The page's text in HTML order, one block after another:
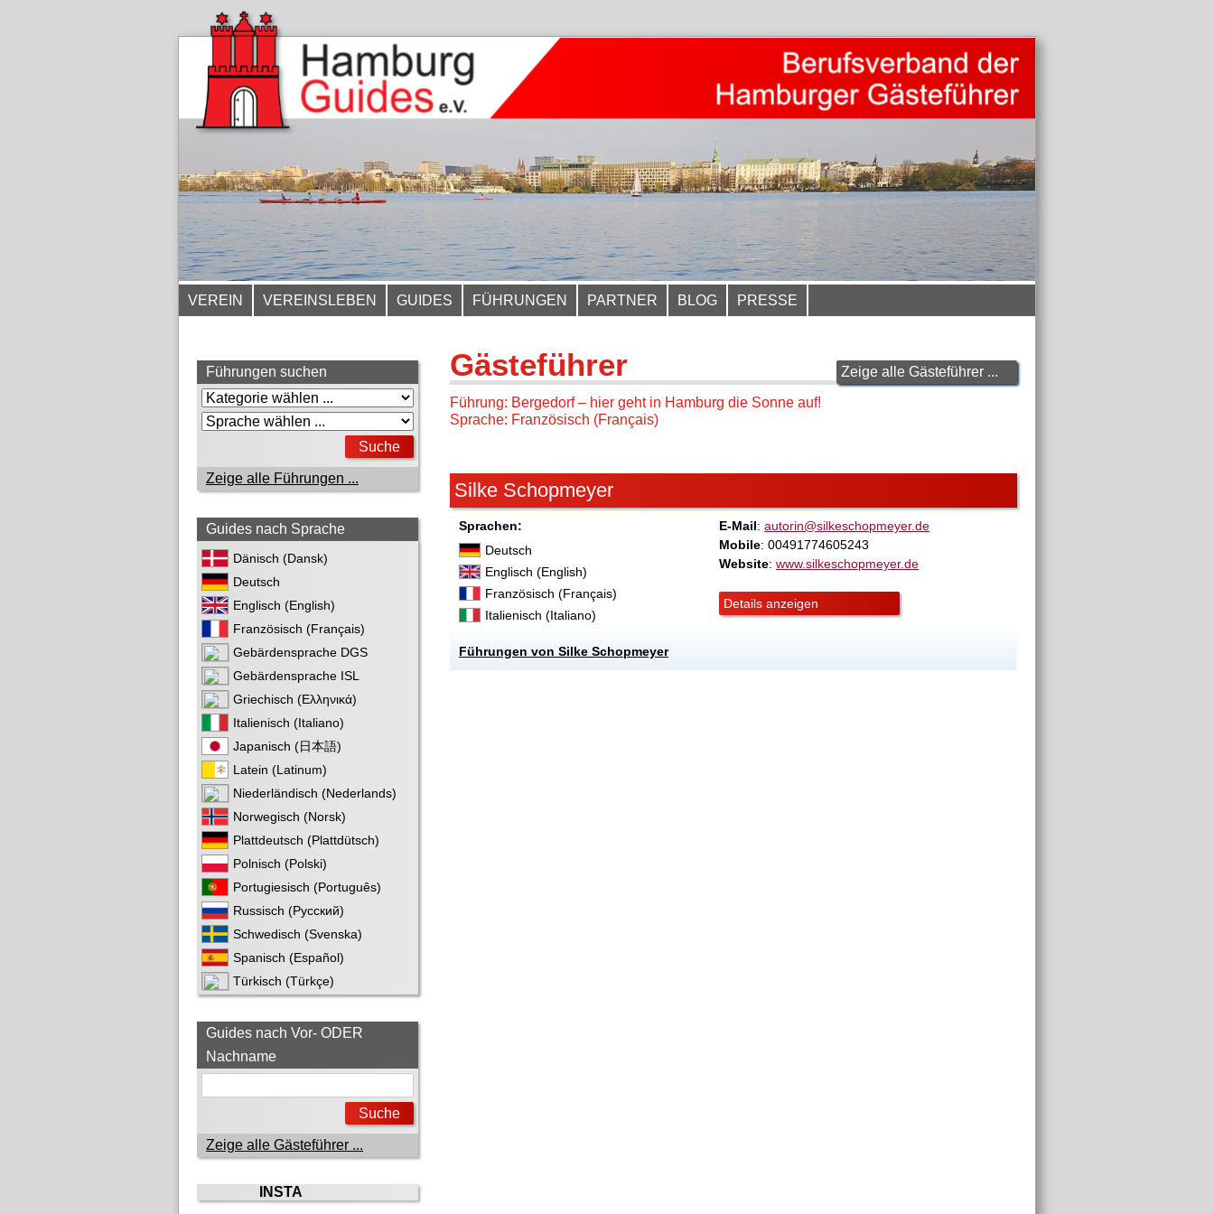
VEREIN VEREINSLEBEN GUIDES FÜHRUNGEN PARTNER BLOG PRESSE
Gästeführer
Führung: Bergedorf – hier geht in Hamburg die Sonne auf!
Sprache: Französisch (Français)
Zeige alle Gästeführer ...
Silke Schopmeyer
Sprachen:
Deutsch
Englisch (English)
Französisch (Français)
Italienisch (Italiano)
E-Mail: autorin@silkeschopmeyer.de
Mobile: 00491774605243
Website: www.silkeschopmeyer.de
Details anzeigen
Führungen von Silke Schopmeyer
Führungen suchen
Zeige alle Führungen ...
Guides nach Sprache
Dänisch (Dansk)
Deutsch
Englisch (English)
Französisch (Français)
Gebärdensprache DGS
Gebärdensprache ISL
Griechisch (Ελληνικά)
Italienisch (Italiano)
Japanisch (日本語)
Latein (Latinum)
Niederländisch (Nederlands)
Norwegisch (Norsk)
Plattdeutsch (Plattdütsch)
Polnisch (Polski)
Portugiesisch (Português)
Russisch (Русский)
Schwedisch (Svenska)
Spanisch (Español)
Türkisch (Türkçe)
Guides nach Vor- ODER
Nachname
Zeige alle Gästeführer ...
INSTA